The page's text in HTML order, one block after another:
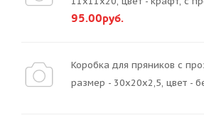
95.00руб.
Коробка для пряников с
размер - 30х20х2,5, цвет -